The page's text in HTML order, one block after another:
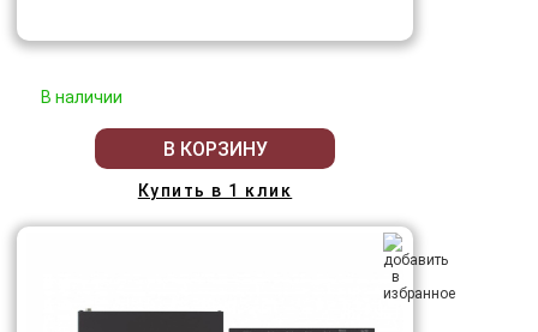
В наличии
В КОРЗИНУ
Купить в 1 клик